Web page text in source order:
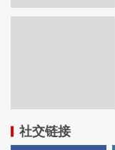
社交链接